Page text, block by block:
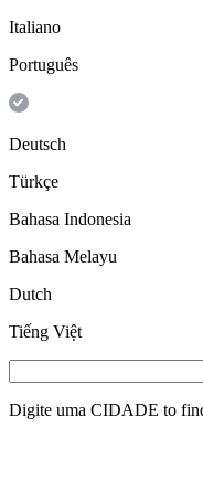
Italiano
Português
Deutsch
Türkçe
Bahasa Indonesia
Bahasa Melayu
Dutch
Tiếng Việt
Digite uma CIDADE to